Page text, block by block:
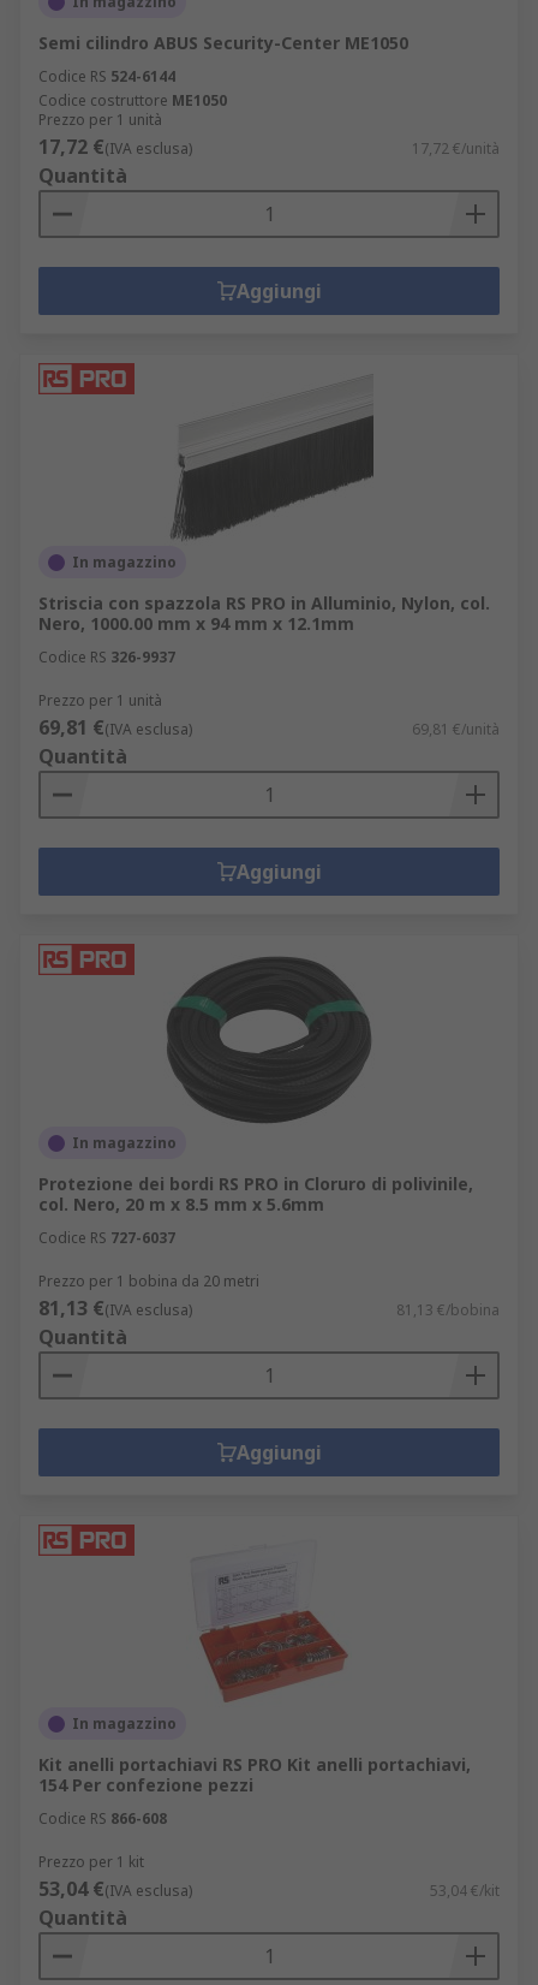
Semi cilindro ABUS Security-Center ME1050
Codice RS 524-6144
Codice costruttore ME1050
Prezzo per 1 unità
17,72 €(IVA esclusa) 17,72 €/unità
Quantità
Aggiungi
In magazzino
Striscia con spazzola RS PRO in Alluminio, Nylon, col.
Nero, 1000.00 mm x 94 mm x 12.1mm
Codice RS 326-9937
Prezzo per 1 unità
69,81 €(IVA esclusa) 69,81 €/unità
Quantità
Aggiungi
In magazzino
Protezione dei bordi RS PRO in Cloruro di polivinile,
col. Nero, 20 m x 8.5 mm x 5.6mm
Codice RS 727-6037
Prezzo per 1 bobina da 20 metri
81,13 €(IVA esclusa) 81,13 €/bobina
Quantità
Aggiungi
In magazzino
Kit anelli portachiavi RS PRO Kit anelli portachiavi,
154 Per confezione pezzi
Codice RS 866-608
Prezzo per 1 kit
53,04 €(IVA esclusa) 53,04 €/kit
Quantità